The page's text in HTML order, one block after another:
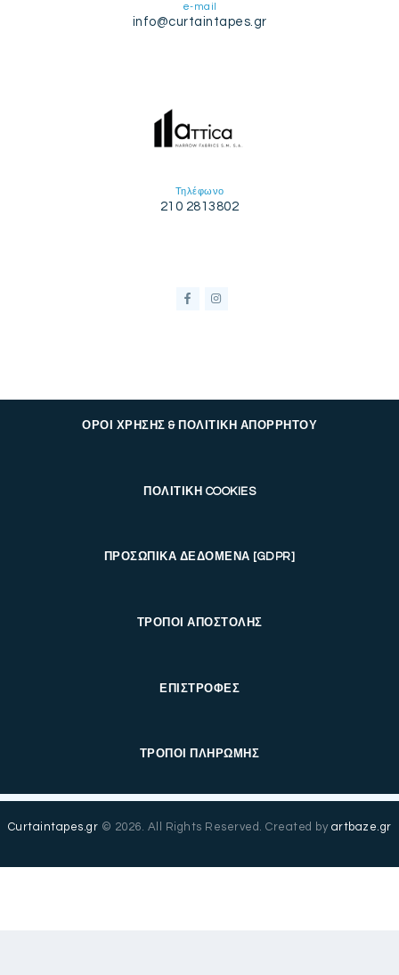
e-mail
info@curtaintapes.gr
Τηλέφωνο
210 2813802
ΟΡΟΙ ΧΡΗΣΗΣ & ΠΟΛΙΤΙΚΗ ΑΠΟΡΡΗΤΟΥ
ΠΟΛΙΤΙΚΗ COOKIES
ΠΡΟΣΩΠΙΚΑ ΔΕΔΟΜΕΝΑ [GDPR]
ΤΡΟΠΟΙ ΑΠΟΣΤΟΛΗΣ
ΕΠΙΣΤΡΟΦΕΣ
ΤΡΟΠΟΙ ΠΛΗΡΩΜΗΣ
Curtaintapes.gr © 2026. All Rights Reserved. Created by artbaze.gr